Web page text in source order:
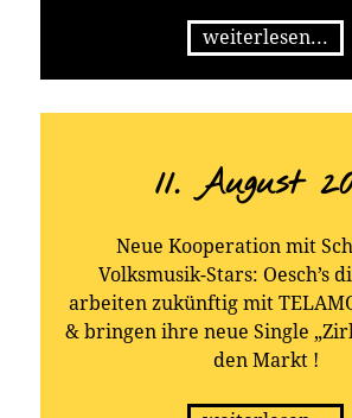
weiterlesen...
11. August
Neue Kooperation mit
Volksmusik-Stars: Oesch’s
arbeiten zukünftig mit
& bringen ihre neue Single
den Markt !